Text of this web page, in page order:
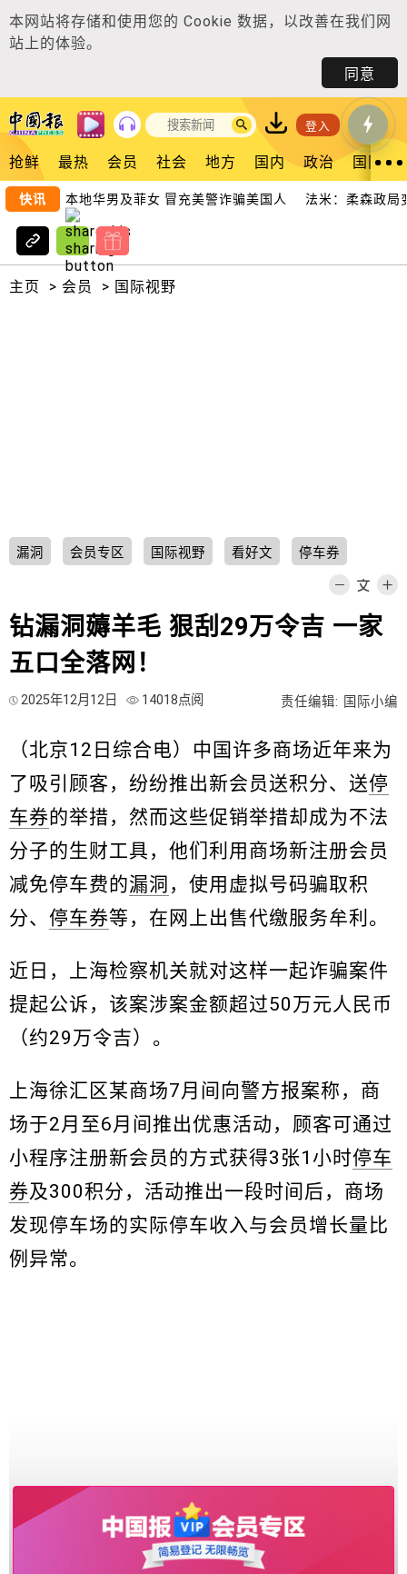
本网站将存储和使用您的 Cookie 数据，以改善在我们网
站上的体验。
同意
登入
抢鲜 最热 会员 社会 地方 国内 政治 国际
快讯
首脑雇本地华男及菲女 冒充美警诈骗美国人 法米：柔森政局变
主页 > 会员 > 国际视野
漏洞 会员专区 国际视野 看好文 停车券
钻漏洞薅羊毛 狠刮29万令吉 一家
五口全落网！
2025年12月12日 14018点阅 责任编辑: 国际小编
（北京12日综合电）中国许多商场近年来为
了吸引顾客，纷纷推出新会员送积分、送停
车券的举措，然而这些促销举措却成为不法
分子的生财工具，他们利用商场新注册会员
减免停车费的漏洞 ，使用虚拟号码骗取积
分、 停车券等，在网上出售代缴服务牟利。
近日，上海检察机关就对这样一起诈骗案件
提起公诉，该案涉案金额超过50万元人民币
（约29万令吉）。
上海徐汇区某商场7月间向警方报案称，商
场于2月至6月间推出优惠活动，顾客可通过
小程序注册新会员的方式获得3张1小时停车
券及300积分，活动推出一段时间后，商场
发现停车场的实际停车收入与会员增长量比
例异常。